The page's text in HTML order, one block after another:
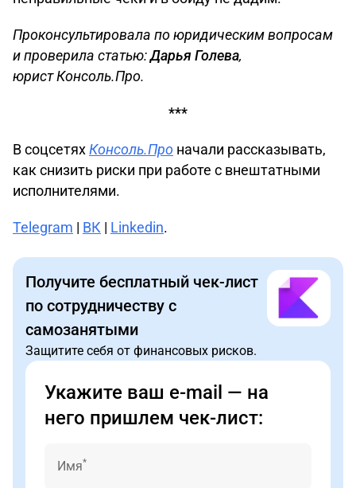
Проконсультировала по юридическим вопросам
и проверила статью:Дарья Голева,
юристКонсоль.Про.
***
В соцсетяхКонсоль.Про начали рассказывать,
как снизить риски при работе с внештатными
исполнителями.
Telegram | ВК | Linkedin.
Получите бесплатный чек-лист
по сотрудничеству с
самозанятыми
Защитите себя от финансовых рисков.
Укажите ваш e-mail — на
него пришлем чек-лист:
Имя*